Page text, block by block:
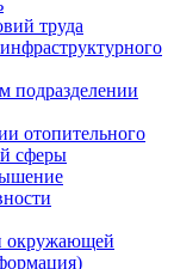
труда
подразделении
отопительного
сферы
окружающей